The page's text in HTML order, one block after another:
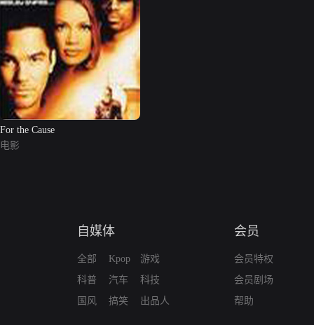
For the Cause
电影
自媒体
全部
科普
国风
Kpop
汽车
搞笑
游戏
科技
出品人
会员
会员特权
会员剧场
帮助